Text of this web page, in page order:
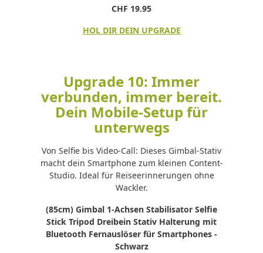
CHF 19.95
HOL DIR DEIN UPGRADE
Upgrade 10: Immer
verbunden, immer bereit.
Dein Mobile-Setup für
unterwegs
Von Selfie bis Video-Call: Dieses Gimbal-Stativ
macht dein Smartphone zum kleinen Content-
Studio. Ideal für Reiseerinnerungen ohne
Wackler.
(85cm) Gimbal 1-Achsen Stabilisator Selfie
Stick Tripod Dreibein Stativ Halterung mit
Bluetooth Fernauslöser für Smartphones -
Schwarz